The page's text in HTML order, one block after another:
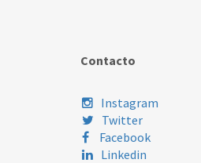
Contacto
Instagram
Twitter
Facebook
Linkedin